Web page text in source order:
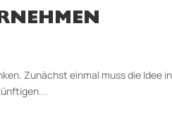
Zunächst einmal muss die Idee